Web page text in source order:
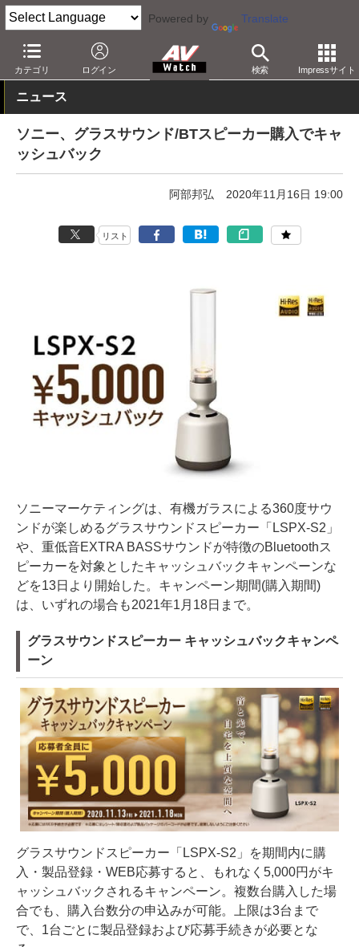
Powered by Translate
カテゴリ ログイン 検索 Impressサイト
AV Watch 製品 Bluetoothスピーカー
ニュース
ソニー、グラスサウンド/BTスピーカー購入でキャ
ッシュバック
阿部邦弘 2020年11月16日 19:00
リスト
ソニーマーケティングは、有機ガラスによる360度サウ
ンドが楽しめるグラスサウンドスピーカー「LSPX-S2」
や、重低音EXTRA BASSサウンドが特徴のBluetoothス
ピーカーを対象としたキャッシュバックキャンペーンな
どを13日より開始した。キャンペーン期間(購入期間)
は、いずれの場合も2021年1月18日まで。
グラスサウンドスピーカー キャッシュバックキャンペ
ーン
グラスサウンドスピーカー「LSPX-S2」を期間内に購
入・製品登録・WEB応募すると、もれなく5,000円がキ
ャッシュバックされるキャンペーン。複数台購入した場
合でも、購入台数分の申込みが可能。上限は3台まで
で、1台ごとに製品登録および応募手続きが必要とな